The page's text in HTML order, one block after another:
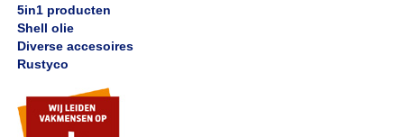
5in1 producten
Shell olie
Diverse accesoires
Rustyco